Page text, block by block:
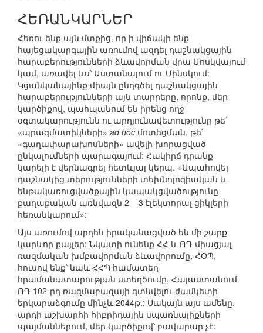
ՀԵՌԱՆԿԱՐՆԵՐ
Հեռու ենք այն մտքից, որ ի վիճակի ենք
հայեցակարգային առումով ազդել դաշնակցային
հարաբերությունների ձևավորման վրա Մոսկվայում
կամ, առավել ևս՝ Աստանայում ու Մինսկում:
Կցանկանայինք միայն ընդգծել դաշնակցային
հարաբերությունների այն տարրերը, որոնք, մեր
կարծիքով, պահպանում են իրենց ողջ
օգտակարությունն ու արդյունավետությունը թե՛
«պրագմատիկների» ad hoc մոտեցման, թե՛
«գաղափարախոսների» ավելի խորացված
ընկալումների պարագայում: Հակիրճ դրանք
կարելի է վերնագրել հետևյալ կերպ. «Ապահովել
դաշնակից տերությունների տեխնոլոգիական և
ենթակառուցվածքային կապակցվածությունը
քաղաքական առնվազն 2 – 3 էլեկտորալ ցիկլերի
հեռանկարում»:
Այս առումով արդեն իրականացված են մի շարք
կարևոր քայլեր: Նկատի ունենք ՀՀ և ՌԴ միացյալ
ռազմական խմբավորման ձևավորումը, ՀՕՊ,
հուսով ենք՝ նաև ՀՀՊ համատեղ
հրամանատարության ստեղծումը, Հայաստանում
ՌԴ 102-րդ ռազմաբազայի գտնվելու ժամկետի
երկարաձգումը մինչև 2044թ.: Սակայն այս ամենը,
արդի աշխարհի հիբրիդային սպառնալիքների
պայմաններում, մեր կարծիքով՝ բավարար չէ: